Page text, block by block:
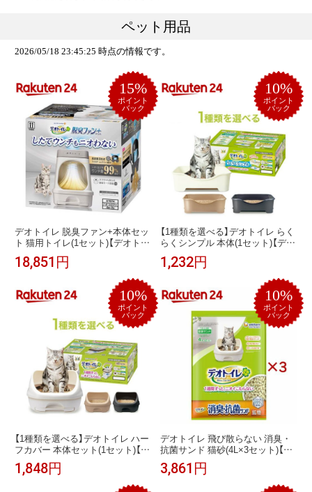
ペット用品
15%
ポイント
バック
デオトイレ 脱臭ファン+本体セッ
ト 猫用トイレ(1セット)【デオトイ
レ脱臭ファン＋】[約1か月分 猫
砂・シート・約3か月分フィルタ
18,851円
10%
ポイント
バック
【1種類を選べる】デオトイレ らく
らくシンプル 本体(1セット)【デオ
トイレ本体】
1,232円
10%
ポイント
バック
【1種類を選べる】デオトイレ ハー
フカバー 本体セット(1セット)【デ
オトイレ本体】
1,848円
10%
ポイント
バック
デオトイレ 飛び散らない 消臭・
抗菌サンド 猫砂(4L×3セット)【デ
オトイレ取替サンド】
3,861円
2026/05/18 23:45:25 時点の情報です。